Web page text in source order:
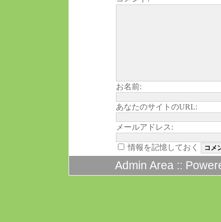
お名前:
あなたのサイトのURL:
メールアドレス:
情報を記憶しておく
Admin Area ::